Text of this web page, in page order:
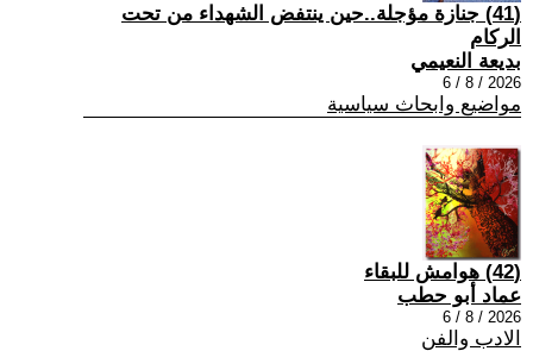
(41) جنازة مؤجلة..حين ينتفض الشهداء من تحت
الركام
بديعة النعيمي
2026 / 8 / 6
مواضيع وابحاث سياسية
(42) هوامش للبقاء
عماد أبو حطب
2026 / 8 / 6
الادب والفن